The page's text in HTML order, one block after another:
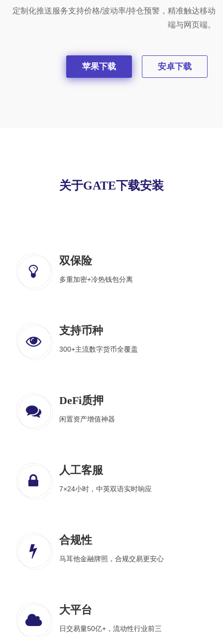
定制化推送服务支持价格/波动率/持仓预警，精准触达移动
端与网页端。
苹果下载 安卓下载
关于GATE下载安装
双保险
多重加密+冷热钱包分离
支持币种
300+主流数字货币全覆盖
DeFi质押
闲置资产增值神器
人工客服
7×24小时，中英双语实时响应
合规性
马耳他金融牌照，合规交易更安心
大平台
日交易量50亿+，流动性行业前三